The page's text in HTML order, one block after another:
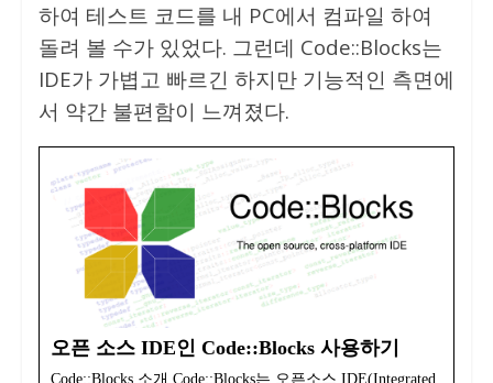
하여 테스트 코드를 내 PC에서 컴파일 하여
돌려 볼 수가 있었다. 그런데 Code::Blocks는
IDE가 가볍고 빠르긴 하지만 기능적인 측면에
서 약간 불편함이 느껴졌다.
오픈 소스 IDE인 Code::Blocks 사용하기
Code::Blocks 소개 Code::Blocks는 오픈소스 IDE(Integrated